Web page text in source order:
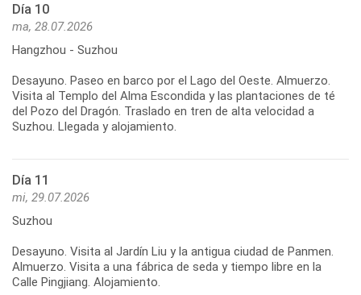
Día 10
ma, 28.07.2026
Hangzhou - Suzhou
Desayuno. Paseo en barco por el Lago del Oeste. Almuerzo.
Visita al Templo del Alma Escondida y las plantaciones de té
del Pozo del Dragón. Traslado en tren de alta velocidad a
Día 11
mi, 29.07.2026
Suzhou
Desayuno. Visita al Jardín Liu y la antigua ciudad de Panmen.
Almuerzo. Visita a una fábrica de seda y tiempo libre en la